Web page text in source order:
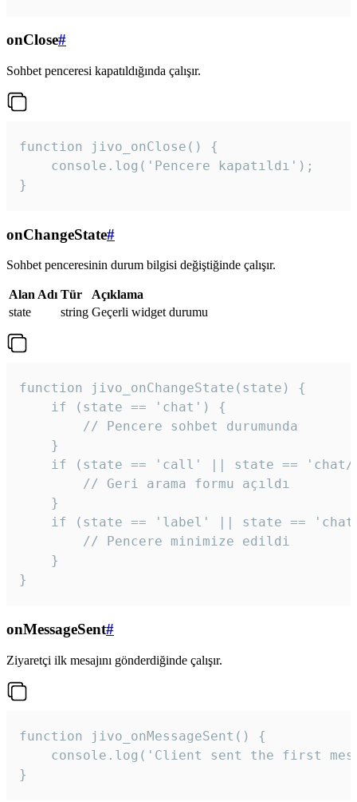
onClose#
Sohbet penceresi kapatıldığında çalışır.
function jivo_onClose() {
    console.log('Pencere kapatıldı');
}
onChangeState#
Sohbet penceresinin durum bilgisi değiştiğinde çalışır.
Alan Adı Tür
Açıklama
state
string Geçerli widget durumu
function jivo_onChangeState(state) {
    if (state == 'chat') {
        // Pencere sohbet durumunda
    }
if (state == 'call' || state ==
        // Geri arama formu açıldı
    }
if (state == 'label' || state ==
        // Pencere minimize edildi
    }
}
onMessageSent#
Ziyaretçi ilk mesajını gönderdiğinde çalışır.
function jivo_onMessageSent() {
console.log('Client sent the first
}